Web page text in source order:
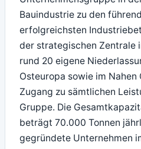
Bauindustrie zu den
erfolgreichsten
der strategischen Zentrale
rund 20 eigene
Osteuropa sowie im Nahen
Zugang zu sämtlichen
Gruppe. Die
beträgt 70.000 Tonnen
gegründete Unternehmen